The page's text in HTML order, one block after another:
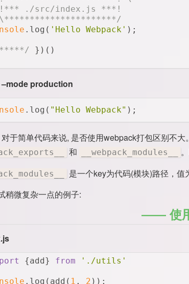
./src/index.js ***!
.log( 'Hello Webpack' );
})()
production
.log( "Hello Webpack" );
于简单代码来说, 是否使用webpack打包区别不
和 __webpack_modules__
是一个key为代码(模块)路径，值
稍微复杂一点的例子:
使
{add} from './utils'
.log(add( 1 , 2 ));